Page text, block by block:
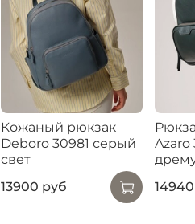
Кожаный рюкзак
Deboro 30981 серый
свет
13900 руб
Azaro